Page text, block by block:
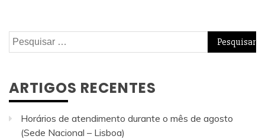
Pesquisar
por:
ARTIGOS RECENTES
Horários de atendimento durante o mês de agosto
(Sede Nacional – Lisboa)